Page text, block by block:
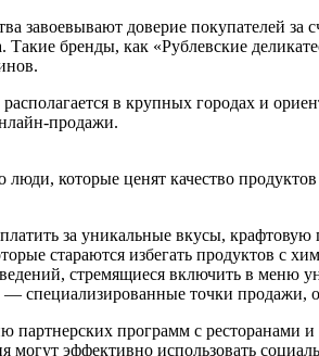
завоевывают доверие покупателей за
Такие бренды, как «Рублевские
в крупных городах и
продажи.
люди, которые ценят качество
за уникальные вкусы,
стараются избегать продуктов с
стремящиеся включить в меню
— специализированные точки продажи,
программ с ресторанами
эффективно использовать